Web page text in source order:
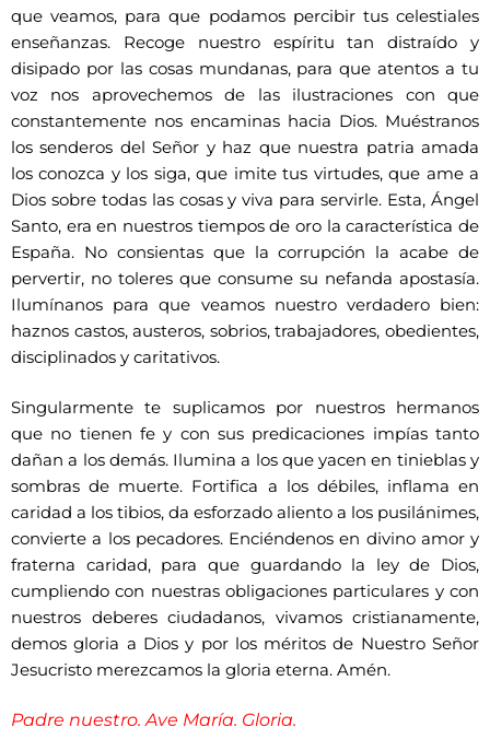
que veamos, para que podamos percibir tus celestiales
enseñanzas. Recoge nuestro espíritu tan distraído y
disipado por las cosas mundanas, para que atentos a tu
voz nos aprovechemos de las ilustraciones con que
constantemente nos encaminas hacia Dios. Muéstranos
los senderos del Señor y haz que nuestra patria amada
los conozca y los siga, que imite tus virtudes, que ame a
Dios sobre todas las cosas y viva para servirle. Esta, Ángel
Santo, era en nuestros tiempos de oro la característica de
España. No consientas que la corrupción la acabe de
pervertir, no toleres que consume su nefanda apostasía.
Ilumínanos para que veamos nuestro verdadero bien:
haznos castos, austeros, sobrios, trabajadores, obedientes,
disciplinados y caritativos.
Singularmente te suplicamos por nuestros hermanos
que no tienen fe y con sus predicaciones impías tanto
dañan a los demás. Ilumina a los que yacen en tinieblas y
sombras de muerte. Fortifica a los débiles, inflama en
caridad a los tibios, da esforzado aliento a los pusilánimes,
convierte a los pecadores. Enciéndenos en divino amor y
fraterna caridad, para que guardando la ley de Dios,
cumpliendo con nuestras obligaciones particulares y con
nuestros deberes ciudadanos, vivamos cristianamente,
demos gloria a Dios y por los méritos de Nuestro Señor
Jesucristo merezcamos la gloria eterna. Amén.
Padre nuestro. Ave María. Gloria.